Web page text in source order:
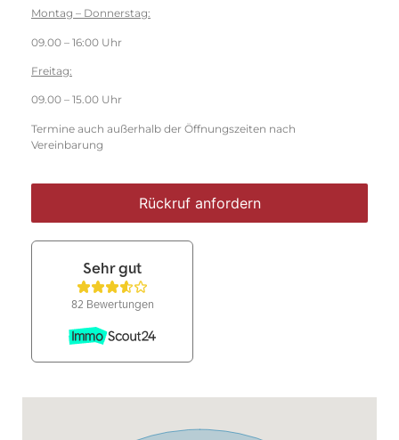
Montag – Donnerstag:
09.00 – 16:00 Uhr
Freitag:
09.00 – 15.00 Uhr
Termine auch außerhalb der Öffnungszeiten nach
Vereinbarung
Rückruf anfordern